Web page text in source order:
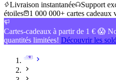
Livraison instantanée
Support
étoiles
1 000 000+ cartes cadeaux
Cartes-cadeaux à partir de 1 € 😱
quantités limitées! Découvrir les